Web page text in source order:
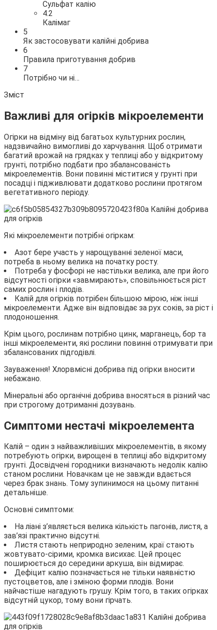
Сульфат калію
4.2
Калімаг
5
Як застосовувати калійні добрива
6
Правила приготування добрив
7
Потрібно чи ні…
Зміст
Важливі для огірків мікроелементи
Огірки на відміну від багатьох культурних рослин,
надзвичайно вимогливі до харчування. Щоб отримати
багатий врожай на грядках у теплиці або у відкритому
грунті, потрібно подбати про збалансованість
мікроелементів. Вони повинні міститися у грунті при
посадці і підживлювати додатково рослини протягом
вегетативного періоду.
Які мікроелементи потрібні огіркам:
Азот бере участь у нарощуванні зеленої маси,
потреба в ньому велика на початку росту.
Потреба у фосфорі не настільки велика, але при його
відсутності огірки «завмирають», сповільнюється ріст
самих рослин і плодів.
Калій для огірків потрібен більшою мірою, ніж інші
мікроелементи. Адже він відповідає за рух соків, за ріст і
плодоношення.
Крім цього, рослинам потрібно цинк, марганець, бор та
інші мікроелементи, які рослини повинні отримувати при
збалансованих підгодівлі.
Зауваження! Хлорвмісні добрива під огірки вносити
небажано.
Мінеральні або органічні добрива вносяться в різний час
при строгому дотриманні дозувань.
Симптоми нестачі мікроелемента
Калій – один з найважливіших мікроелементів, в якому
потребують огірки, вирощені в теплиці або відкритому
грунті. Досвідчені городники визначають недолік калію
станом рослини. Новачкам це не завжди вдається
через брак знань. Тому зупинимося на цьому питанні
детальніше.
Основні симптоми:
На ліані з’являється велика кількість пагонів, листя, а
зав’язі практично відсутні.
Листя стають неприродно зеленим, краї стають
жовтувато-сірими, кромка висихає. Цей процес
поширюється до середини аркуша, він відмирає.
Дефіцит калію позначається не тільки наявністю
пустоцветов, але і зміною форми плодів. Вони
найчастіше нагадують грушу. Крім того, в таких огірках
відсутній цукор, тому вони гірчать.